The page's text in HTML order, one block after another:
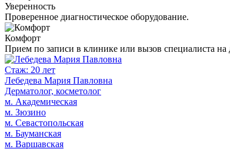
Уверенность
Проверенное диагностическое оборудование.
Комфорт
Прием по записи в клинике или вызов специалиста на
Стаж: 20 лет
Лебедева Мария Павловна
Дерматолог, косметолог
м. Академическая
м. Зюзино
м. Севастопольская
м. Бауманская
м. Варшавская